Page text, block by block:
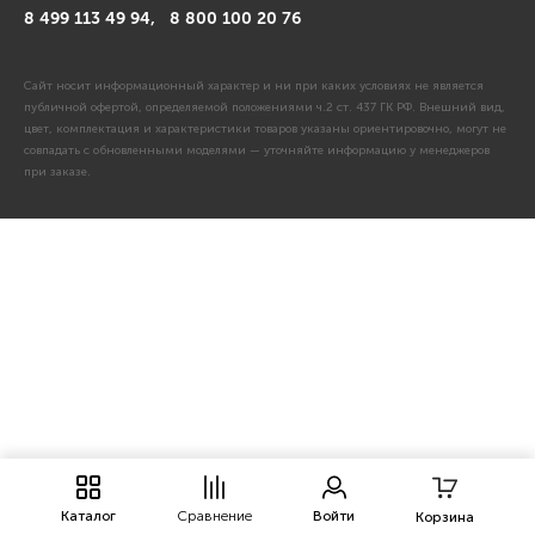
Каталог Сравнение Войти Корзина
8 499 113 49 94, 8 800 100 20 76
Сайт носит информационный характер и ни при каких условиях не является
публичной офертой, определяемой положениями ч.2 ст. 437 ГК РФ. Внешний вид,
цвет, комплектация и характеристики товаров указаны ориентировочно, могут не
совпадать с обновленными моделями — уточняйте информацию у менеджеров
при заказе.